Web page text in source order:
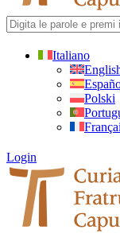
Italiano
Polski
Login